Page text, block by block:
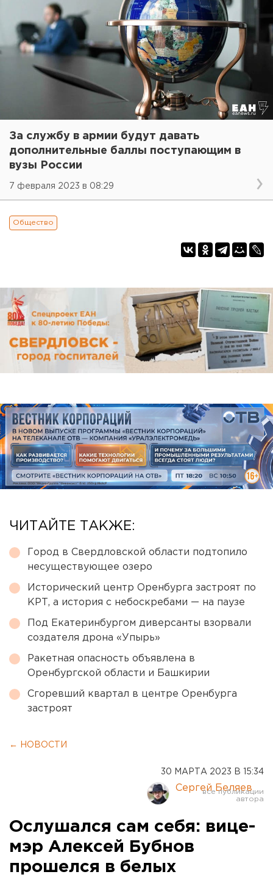
За службу в армии будут давать
дополнительные баллы поступающим в
вузы России
7 февраля 2023 в 08:29
Общество
ЧИТАЙТЕ ТАКЖЕ:
Город в Свердловской области подтопило
несуществующее озеро
Исторический центр Оренбурга застроят по
КРТ, а история с небоскребами — на паузе
Под Екатеринбургом диверсанты взорвали
создателя дрона «Упырь»
Ракетная опасность объявлена в
Оренбургской области и Башкирии
Сгоревший квартал в центре Оренбурга
застроят
← НОВОСТИ
30 МАРТА 2023 В 15:34
Сергей Беляев
Ослушался сам себя: вице-
мэр Алексей Бубнов
прошелся в белых